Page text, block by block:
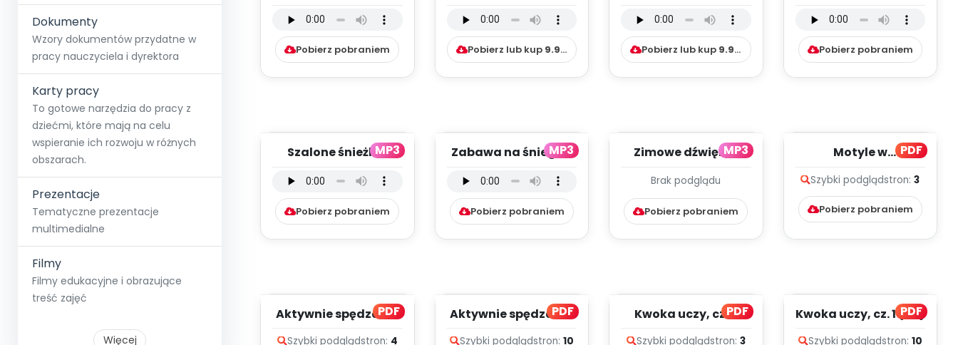
Dokumenty
Wzory dokumentów przydatne w
pracy nauczyciela i dyrektora
Karty pracy
To gotowe narzędzia do pracy z
dziećmi, które mają na celu
wspieranie ich rozwoju w różnych
obszarach.
Prezentacje
Tematyczne prezentacje
multimedialne
Filmy
Filmy edukacyjne i obrazujące
treść zajęć
Więcej
instrumentalny (PD,
mp3)
Pobierz pobraniem
instrumentalna (PD,
mp3)
Pobierz lub kup 9.99 zł
wersja
instrumentalna (PD,
m...
Pobierz lub kup 9.99 zł
instrumentalny (PD,
mp3)
Pobierz pobraniem
MP3
Szalone śnieżki -
instrumentalny (PD,
mp3)
Pobierz pobraniem
MP3
Zabawa na śniegu -
instrumentalny (PD,
mp3)
Pobierz pobraniem
MP3
Zimowe dźwięki -
Brak podglądu
Pobierz pobraniem
PDF
Motyle w
Szybki podglądstron:3
Pobierz pobraniem
PDF
Aktywnie spędzamy
Szybki podglądstron: 4
PDF
Aktywnie spędzamy
Szybki podglądstron: 10
PDF
Kwoka uczy, cz. 2
Szybki podglądstron: 3
PDF
Kwoka uczy, cz. 1 (PD)
Szybki podglądstron: 10